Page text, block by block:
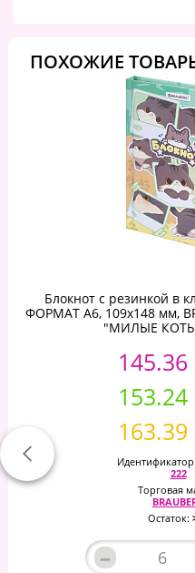
ПОХОЖИЕ
Блокнот с резинкой в
ФОРМАТ А6, 109х148 мм,
"МИЛЫЕ
145.36
153.24
163.39
222
Торговая
Остаток:
–